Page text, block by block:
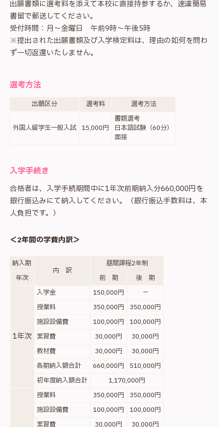
出願書類に選考料を添えて本校に直接持参するか、速達簡易
書留で郵送してください。
受付時間：月～金曜日 午前9時～午後5時
※提出された出願書類及び入学検定料は、理由の如何を問わ
ず一切返還いたしません。
選考方法
出願区分 選考料 選考方法
外国人留学生一般入試 15,000円
書類選考
日本語試験（60分）
面接
入学手続き
合格者は、入学手続期間中に1年次前期納入分660,000円を
銀行振込みにて納入してください。（銀行振込手数料は、本
人負担です。）
＜2年間の学費内訳＞
納入期
内 訳
昼間課程2年制
年次
前 期 後 期
1年次
入学金 150,000円
－
授業料
350,000円
350,000円
施設設備費
100,000円 100,000円
実習費
30,000円
30,000円
教材費
30,000円
30,000円
各期納入額合計
660,000円
510,000円
初年度納入額合計
1,170,000円
授業料 350,000円
350,000円
施設設備費
100,000円 100,000円
実習費
30,000円 30,000円